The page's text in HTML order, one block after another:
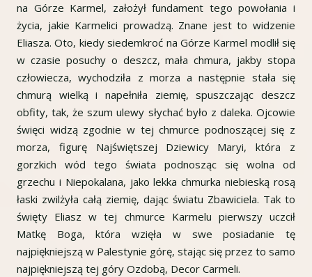
na Górze Karmel, założył fundament tego powołania i
życia, jakie Karmelici prowadzą. Znane jest to widzenie
Eliasza. Oto, kiedy siedemkroć na Górze Karmel modlił się
w czasie posuchy o deszcz, mała chmura, jakby stopa
człowiecza, wychodziła z morza a następnie stała się
chmurą wielką i napełniła ziemię, spuszczając deszcz
obfity, tak, że szum ulewy słychać było z daleka. Ojcowie
święci widzą zgodnie w tej chmurce podnoszącej się z
morza, figurę Najświętszej Dziewicy Maryi, która z
gorzkich wód tego świata podnosząc się wolna od
grzechu i Niepokalana, jako lekka chmurka niebieską rosą
łaski zwilżyła całą ziemię, dając światu Zbawiciela. Tak to
święty Eliasz w tej chmurce Karmelu pierwszy uczcił
Matkę Boga, która wzięła w swe posiadanie tę
najpiękniejszą w Palestynie górę, stając się przez to samo
najpiękniejszą tej góry Ozdobą, Decor Carmeli.